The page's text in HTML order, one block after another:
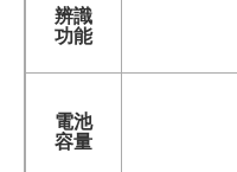
辨識
功能
電池
容量